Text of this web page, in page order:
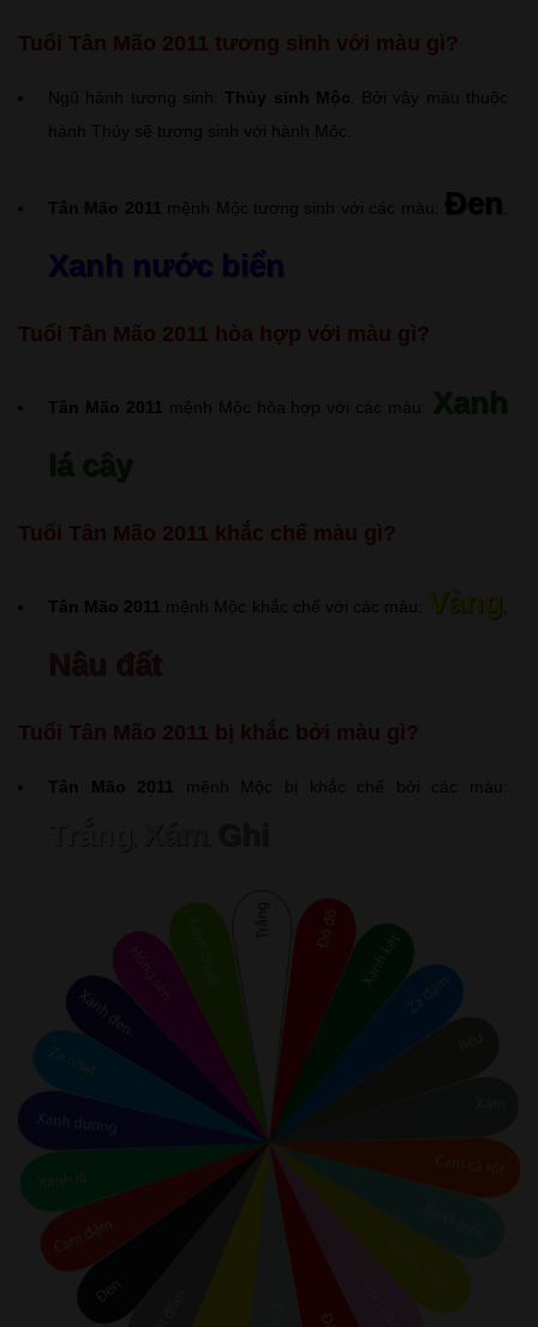
Tuổi Tân Mão 2011 tương sinh với màu gì?
Ngũ hành tương sinh: Thủy sinh Mộc . Bởi vậy màu thuộc
hành Thủy sẽ tương sinh với hành Mộc.
Tân Mão 2011 mệnh Mộc tương sinh với các màu: Đen
Xanh nước biển
Tuổi Tân Mão 2011 hòa hợp với màu gì?
Tân Mão 2011 mệnh Mộc hòa hợp với các màu: Xanh
lá cây
Tuổi Tân Mão 2011 khắc chế màu gì?
Tân Mão 2011 mệnh Mộc khắc chế với các màu: Vàng
Tuổi Tân Mão 2011 bị khắc bởi màu gì?
Tân Mão 2011 mệnh Mộc bị khắc chế bởi các màu: